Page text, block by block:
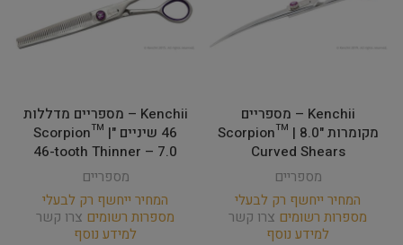
Kenchii – מספריים
מקומרות Scorpion™ | 8.0"
Curved Shears
מספריים
המחיר ייחשף רק לבעלי
מספרות רשומים צרו קשר
למידע נוסף
Kenchii – מספריים מדללות
46 שיניים "Scorpion™ |
46-tooth Thinner – 7.0
מספריים
המחיר ייחשף רק לבעלי
מספרות רשומים צרו קשר
למידע נוסף